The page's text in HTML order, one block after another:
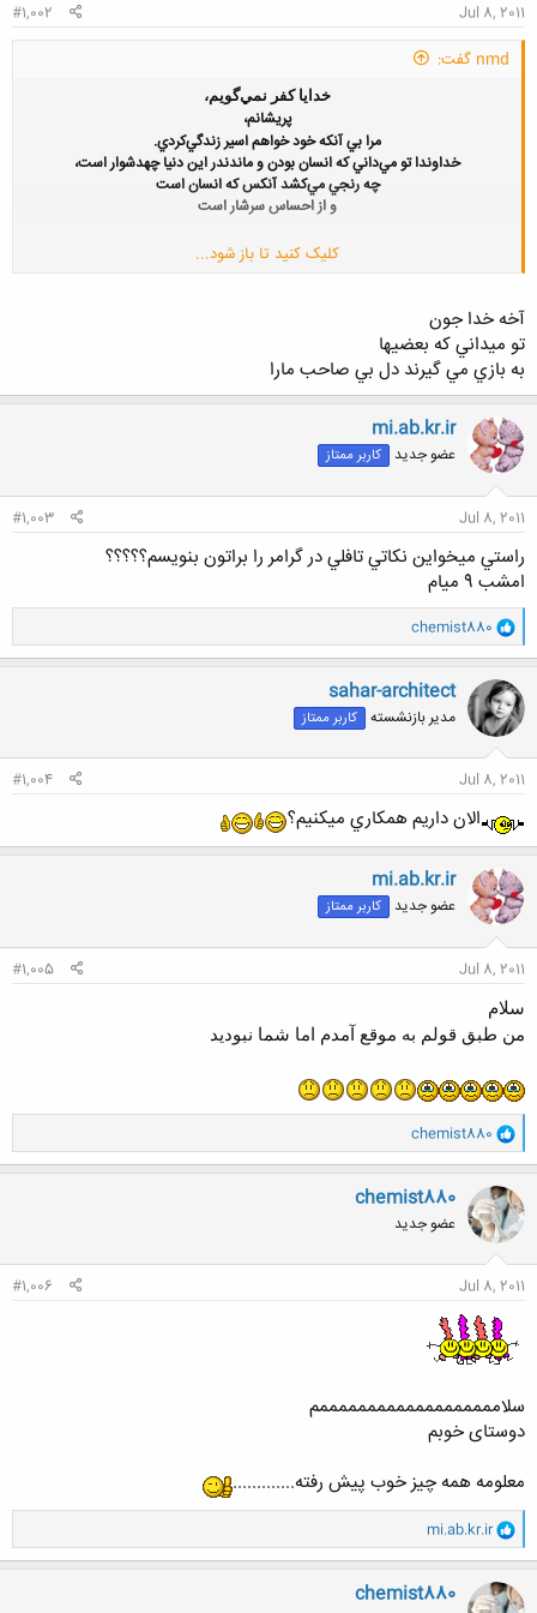
Jul 8, 2011
#1,002
nmd گفت:
خدايا کفر نمي‌گويم،
پريشانم،
مرا بي ‌آنکه خود خواهم اسير زندگي‌کردي.
خداوندا تو مي‌داني‌ که انسان بودن و ماندندر اين دنيا چهدشوار است،
چه رنجي ‌مي‌کشد آنکس که انسان است
و از احساس سرشار است
کلیک کنید تا باز شود...
آخه خدا جون
تو ميداني كه بعضيها
به بازي مي گيرند دل بي صاحب مارا
mi.ab.kr.ir
عضو جدید کاربر ممتاز
Jul 8, 2011
#1,003
راستي ميخواين نكاتي تافلي در گرامر را براتون بنويسم؟؟؟؟؟
امشب 9 ميام
و
ا
ک
ن
ش
ه
ا
chemist880
sahar-architect
مدیر بازنشسته کاربر ممتاز
Jul 8, 2011
#1,004
الان داريم همكاري ميكنيم؟
mi.ab.kr.ir
عضو جدید کاربر ممتاز
Jul 8, 2011
#1,005
سلام
من طبق قولم به موقع آمدم اما شما نبوديد
و
ا
ک
ن
ش
ه
ا
chemist880
chemist880
عضو جدید
Jul 8, 2011
#1,006
سلامممممممممممممممممممم
دوستای خوبم
معلومه همه چیز خوب پیش رفته.............
و
ا
ک
ن
ش
mi.ab.kr.ir
chemist880